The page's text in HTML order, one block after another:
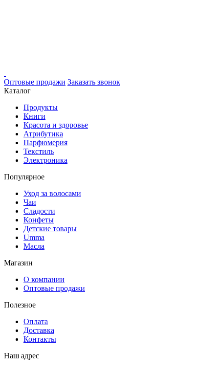
Оптовые продажи Заказать звонок
Каталог
Продукты
Книги
Красота и здоровье
Атрибутика
Парфюмерия
Текстиль
Электроника
Популярное
Уход за волосами
Чаи
Сладости
Конфеты
Детские товары
Umma
Масла
Магазин
О компании
Оптовые продажи
Полезное
Оплата
Доставка
Контакты
Наш адрес